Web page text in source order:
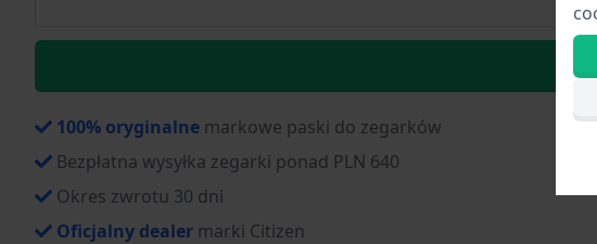
100% oryginalne markowe paski do zegarków
Bezpłatna wysyłka zegarki ponad PLN 640
Okres zwrotu 30 dni
Oficjalny dealer marki Citizen